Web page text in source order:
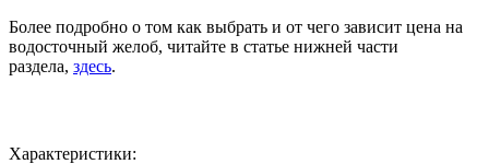
Более подробно о том как выбрать и от чего зависит цена на
водосточный желоб, читайте в статье нижней части
раздела, здесь.
Характеристики: